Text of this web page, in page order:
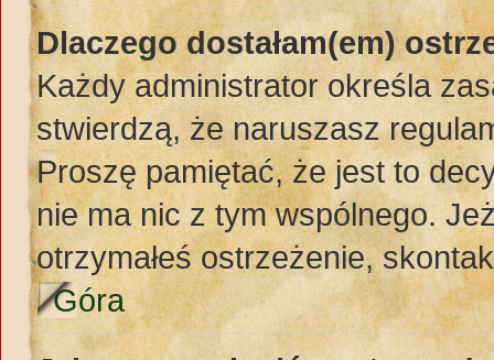
Dlaczego dostałam(em)
Każdy administrator określa
stwierdzą, że naruszasz
Proszę pamiętać, że jest to
nie ma nic z tym wspólnego.
otrzymałeś ostrzeżenie,
Góra